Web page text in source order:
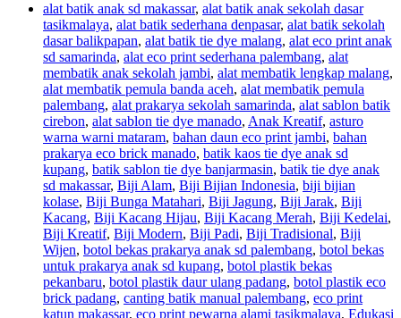
alat batik anak sd makassar, alat batik anak sekolah dasar
tasikmalaya, alat batik sederhana denpasar, alat batik sekolah
dasar balikpapan, alat batik tie dye malang, alat eco print anak
sd samarinda, alat eco print sederhana palembang, alat
membatik anak sekolah jambi, alat membatik lengkap malang,
alat membatik pemula banda aceh, alat membatik pemula
palembang, alat prakarya sekolah samarinda, alat sablon batik
cirebon, alat sablon tie dye manado, Anak Kreatif, asturo
warna warni mataram, bahan daun eco print jambi, bahan
prakarya eco brick manado, batik kaos tie dye anak sd
kupang, batik sablon tie dye banjarmasin, batik tie dye anak
sd makassar, Biji Alam, Biji Bijian Indonesia, biji bijian
kolase, Biji Bunga Matahari, Biji Jagung, Biji Jarak, Biji
Kacang, Biji Kacang Hijau, Biji Kacang Merah, Biji Kedelai,
Biji Kreatif, Biji Modern, Biji Padi, Biji Tradisional, Biji
Wijen, botol bekas prakarya anak sd palembang, botol bekas
untuk prakarya anak sd kupang, botol plastik bekas
pekanbaru, botol plastik daur ulang padang, botol plastik eco
brick padang, canting batik manual palembang, eco print
katun makassar, eco print pewarna alami tasikmalaya, Edukasi